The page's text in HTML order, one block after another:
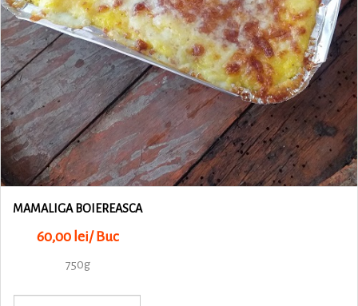
MAMALIGA BOIEREASCA
60,00 lei/ Buc
750g